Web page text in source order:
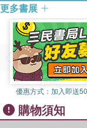
media all offer
women's writing
historical
including Ahdaf
Liana Badr and
new direction in
transcends
更多書展
優惠方式： 加入即送
購物須知